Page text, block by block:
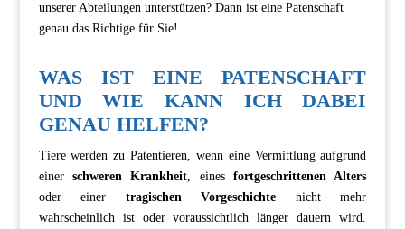
unserer Abteilungen unterstützen? Dann ist eine Patenschaft
genau das Richtige für Sie!
WAS IST EINE PATENSCHAFT
UND WIE KANN ICH DABEI
GENAU HELFEN?
Tiere werden zu Patentieren, wenn eine Vermittlung aufgrund
einer schweren Krankheit, einesfortgeschrittenen Alters
oder einer tragischen Vorgeschichte nicht mehr
wahrscheinlich ist oder voraussichtlich länger dauern wird.